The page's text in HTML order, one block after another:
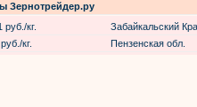
Зернотрейдер.ру
руб./кг. Забайкальский
кг. Пензенская обл.